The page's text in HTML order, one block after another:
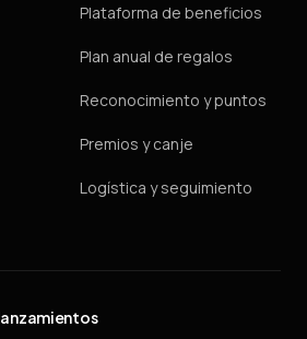
Plataforma de beneficios
Plan anual de regalos
Reconocimiento y puntos
Premios y canje
Logística y seguimiento